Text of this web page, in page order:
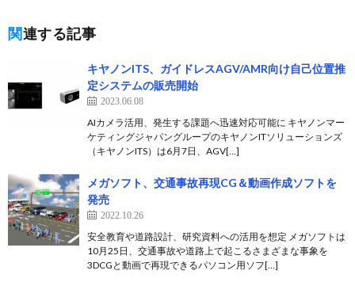
関連する記事
キヤノンITS、ガイドレスAGV/AMR向け自己位置推
定システムの販売開始
2023.06.08
AIカメラ活用、発生する課題へ迅速対応可能に キヤノンマー
ケティングジャパングループのキヤノンITソリューションズ
（キヤノンITS）は6月7日、AGV[…]
メガソフト、交通事故再現CG＆動画作成ソフトを
発売
2022.10.26
安全教育や道路設計、研究資料への活用を想定 メガソフトは
10月25日、交通事故や道路上で起こるさまざまな事象を
3DCGと動画で再現できるパソコン用ソフ[…]